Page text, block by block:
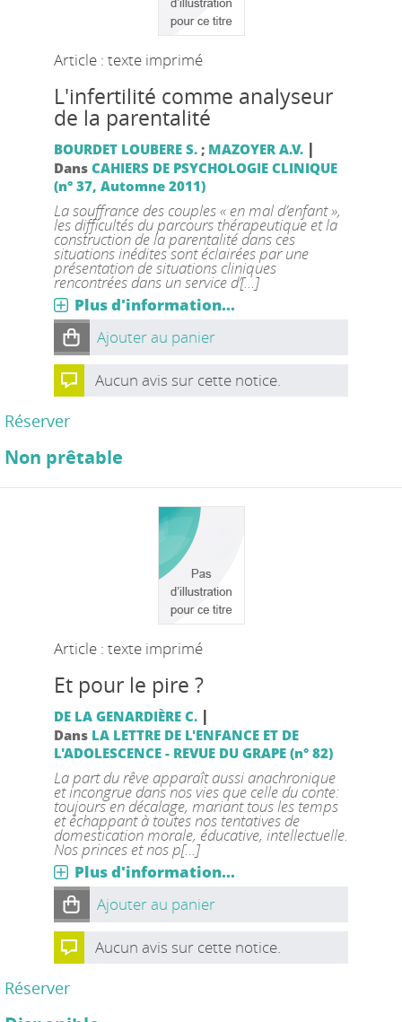
Article : texte imprimé
L'infertilité comme analyseur
de la parentalité
BOURDET LOUBERE S.; MAZOYER A.V. |
Dans CAHIERS DE PSYCHOLOGIE CLINIQUE
(n° 37, Automne 2011)
La souffrance des couples « en mal d’enfant »,
les difficultés du parcours thérapeutique et la
construction de la parentalité dans ces
situations inédites sont éclairées par une
présentation de situations cliniques
rencontrées dans un service d’[...]
Plus d'information...
Ajouter au panier
Aucun avis sur cette notice.
Réserver
Non prêtable
Article : texte imprimé
Et pour le pire ?
DE LA GENARDIÈRE C. |
Dans LA LETTRE DE L'ENFANCE ET DE
L'ADOLESCENCE - REVUE DU GRAPE (n° 82)
La part du rêve apparaît aussi anachronique
et incongrue dans nos vies que celle du conte:
toujours en décalage, mariant tous les temps
et échappant à toutes nos tentatives de
domestication morale, éducative, intellectuelle.
Nos princes et nos p[...]
Plus d'information...
Ajouter au panier
Aucun avis sur cette notice.
Réserver